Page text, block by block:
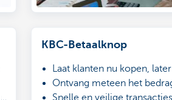
KBC-Betaalknop
Laat klanten nu kopen,
Ontvang meteen het
Snelle en veilige transacties